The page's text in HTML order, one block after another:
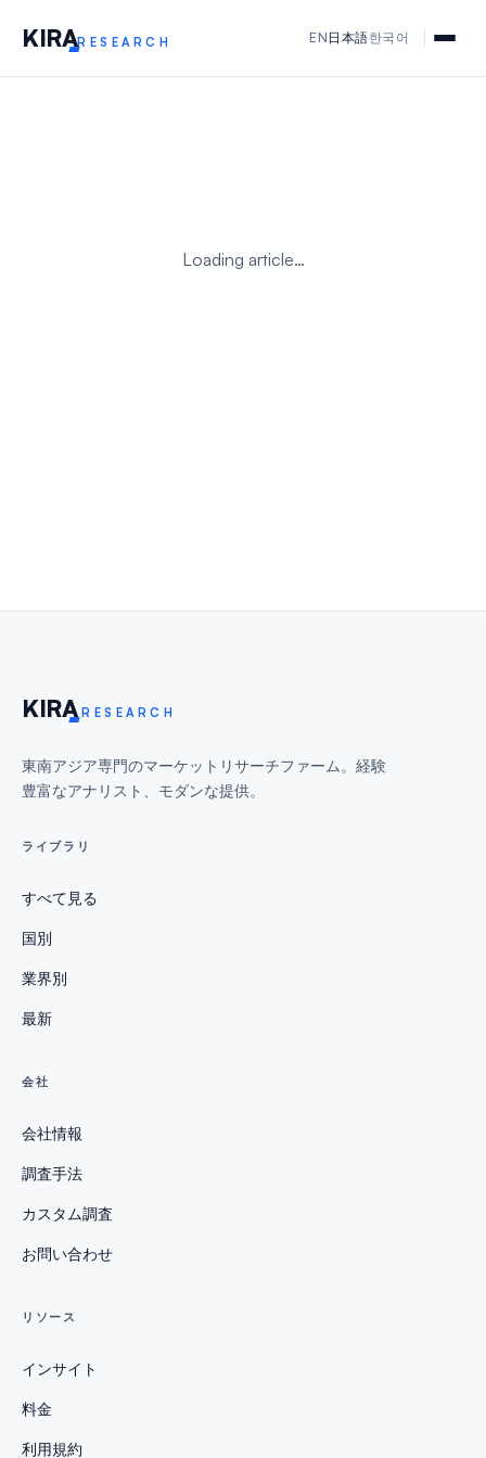
KIRARESEARCH EN 日本語한국어
Loading article…
KIRA RESEARCH
東南アジア専門のマーケットリサーチファーム。経験
豊富なアナリスト、モダンな提供。
ライブラリ
すべて見る
国別
業界別
最新
会社
会社情報
調査手法
カスタム調査
お問い合わせ
リソース
インサイト
料金
利用規約